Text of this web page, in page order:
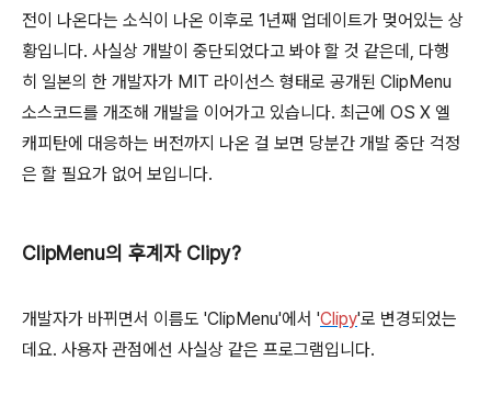
전이 나온다는 소식이 나온 이후로 1년째 업데이트가 멎어있는 상
황입니다. 사실상 개발이 중단되었다고 봐야 할 것 같은데, 다행
히 일본의 한 개발자가 MIT 라이선스 형태로 공개된 ClipMenu
소스코드를 개조해 개발을 이어가고 있습니다. 최근에 OS X 엘
캐피탄에 대응하는 버전까지 나온 걸 보면 당분간 개발 중단 걱정
은 할 필요가 없어 보입니다.
ClipMenu의 후계자 Clipy?
개발자가 바뀌면서 이름도 'ClipMenu'에서 'Clipy'로 변경되었는
데요. 사용자 관점에선 사실상 같은 프로그램입니다.